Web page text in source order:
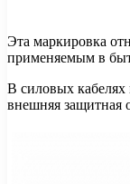
Эта маркировка
применяемым в
В силовых кабелях
внешняя защитная